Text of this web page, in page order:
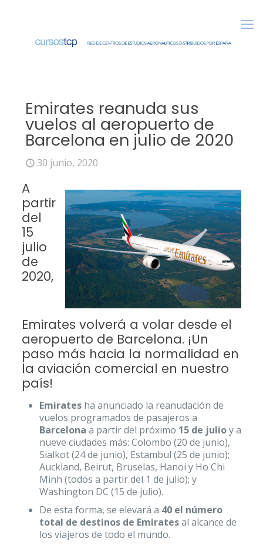
Emirates reanuda sus
vuelos al aeropuerto de
Barcelona en julio de 2020
30 junio, 2020
A
partir
del
15
julio
de
2020,
Emirates volverá a volar desde el
aeropuerto de Barcelona. ¡Un
paso más hacia la normalidad en
la aviación comercial en nuestro
país!
Emiratesha anunciado la reanudación de
vuelos programados de pasajeros a
Barcelona a partir del próximo 15 de julioy a
nueve ciudades más: Colombo (20 de junio),
Sialkot (24 de junio), Estambul (25 de junio);
Auckland, Beirut, Bruselas, Hanoi y Ho Chi
Minh (todos a partir del 1 de julio); y
Washington DC (15 de julio).
De esta forma, se elevará a 40 el número
total de destinos de Emiratesal alcance de
los viajeros de todo el mundo.